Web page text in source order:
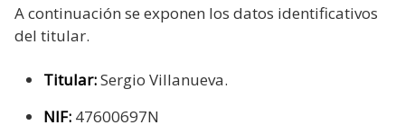
A continuación se exponen los datos identificativos
del titular.
Titular:Sergio Villanueva.
NIF: 47600697N